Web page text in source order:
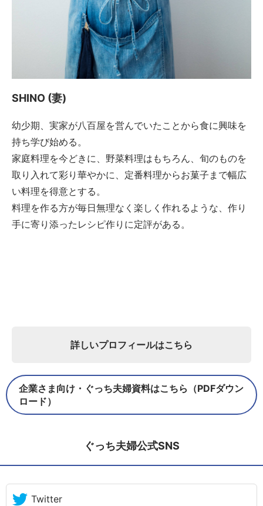
SHINO (妻)
幼少期、実家が八百屋を営んでいたことから食に興味を
持ち学び始める。
家庭料理を今どきに、野菜料理はもちろん、旬のものを
取り入れて彩り華やかに、定番料理からお菓子まで幅広
い料理を得意とする。
料理を作る方が毎日無理なく楽しく作れるような、作り
手に寄り添ったレシピ作りに定評がある。
詳しいプロフィールはこちら
企業さま向け・ぐっち夫婦資料はこちら（PDFダウン
ロード）
ぐっち夫婦公式SNS
Twitter